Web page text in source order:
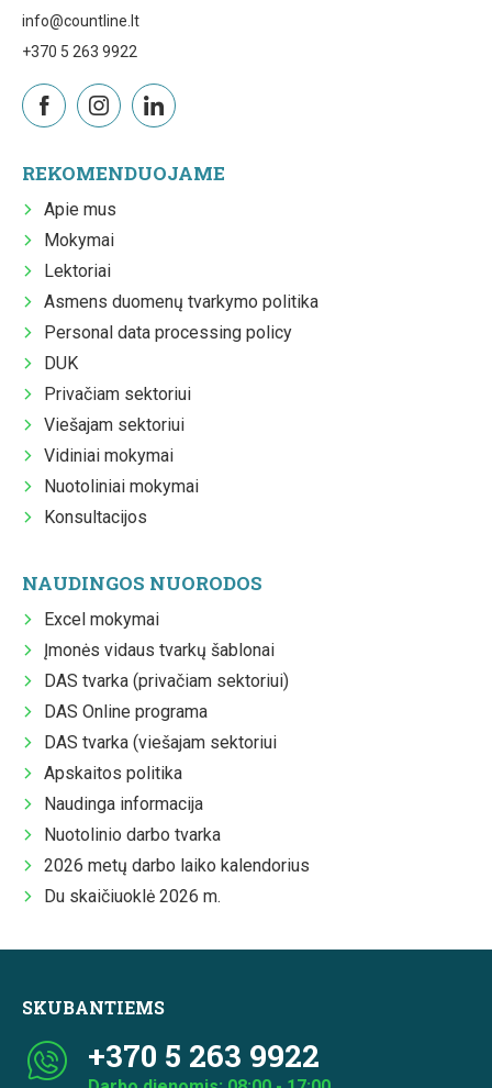
info@countline.lt
+370 5 263 9922
REKOMENDUOJAME
Apie mus
Mokymai
Lektoriai
Asmens duomenų tvarkymo politika
Personal data processing policy
DUK
Privačiam sektoriui
Viešajam sektoriui
Vidiniai mokymai
Nuotoliniai mokymai
Konsultacijos
NAUDINGOS NUORODOS
Excel mokymai
Įmonės vidaus tvarkų šablonai
DAS tvarka (privačiam sektoriui)
DAS Online programa
DAS tvarka (viešajam sektoriui
Apskaitos politika
Naudinga informacija
Nuotolinio darbo tvarka
2026 metų darbo laiko kalendorius
Du skaičiuoklė 2026 m.
SKUBANTIEMS
+370 5 263 9922